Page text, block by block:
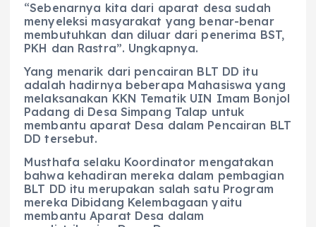
“Sebenarnya kita dari aparat desa sudah
menyeleksi masyarakat yang benar-benar
membutuhkan dan diluar dari penerima BST,
PKH dan Rastra”. Ungkapnya.
Yang menarik dari pencairan BLT DD itu
adalah hadirnya beberapa Mahasiswa yang
melaksanakan KKN Tematik UIN Imam Bonjol
Padang di Desa Simpang Talap untuk
membantu aparat Desa dalam Pencairan BLT
DD tersebut.
Musthafa selaku Koordinator mengatakan
bahwa kehadiran mereka dalam pembagian
BLT DD itu merupakan salah satu Program
mereka Dibidang Kelembagaan yaitu
membantu Aparat Desa dalam